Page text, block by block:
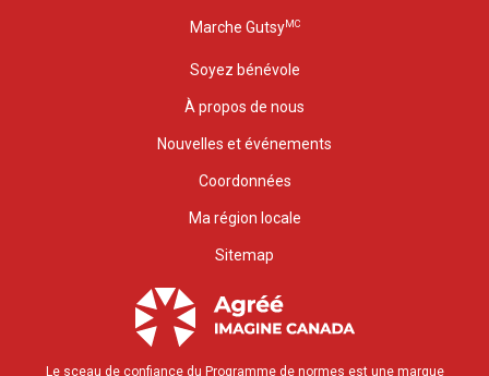
Marche GutsyMC
Soyez bénévole
À propos de nous
Nouvelles et événements
Coordonnées
Ma région locale
Sitemap
Le sceau de confiance du Programme de normes est une marque